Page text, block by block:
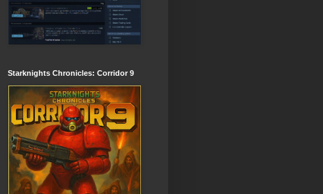
Starknights Chronicles: Corridor 9